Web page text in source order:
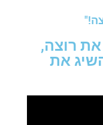
רוצה,
את